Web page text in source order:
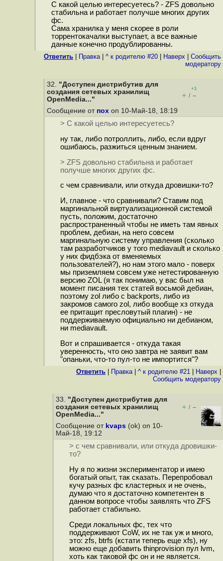
С какой целью интересуетесь? - ZFS довольно
стабильна и работает получше многих других
фс.
Сама хранилка у меня скорее в роли
торрентокачалки выступает, а все важные
данные конечно продублированны.
Ответить Правка| ^ к родителю #20 Наверх
Cообщить
модератору
32. "Доступен дистрибутив для
создания сетевых хранилищ
OpenMedia..."
+1
+ / –
Сообщение от пох on 10-Май-18, 18:19
> С какой целью интересуетесь?
ну так, либо потроллить, либо, если вдруг
ошибаюсь, разжиться ценным знанием.
> ZFS довольно стабильна и работает
получше многих других фс.
с чем сравнивали, или откуда дровишки-то?
И, главное - что сравнивали? Ставим под
маргинальной виртуализационной системой
пусть, положим, достаточно
распространенный чтобы не иметь там явных
проблем, дебиан, на него совсем
маргинальную систему управления (сколько
там разработчиков у того mediavault и сколько
у них фидбэка от вменяемых
пользователей?), но нам этого мало - поверх
мы приземляем совсем уже нетестированную
версию ZOL (я так понимаю, у вас был на
момент писания тех статей восьмой дебиан,
поэтому zol либо с backports, либо из
закромов самого zol, либо вообще хз откуда
ее притащит пресловутый плагин) - не
поддерживаемую официально ни дебианом,
ни mediavault.
Вот и спрашивается - откуда такая
уверенность, что оно завтра не заявит вам
"опаньки, что-то пул-то не импортится"?
Ответить Правка| ^ к родителю #21 Наверх
Cообщить модератору
33. "Доступен дистрибутив для
создания сетевых хранилищ
OpenMedia..."
+ / –
Сообщение от kvaps (ok) on 10-
Май-18, 19:12
> с чем сравнивали, или откуда дровишки-
то?
Ну я по жизни экспериментатор и имею
богатый опыт, так сказать. Перепробовал
кучу разных фс кластерных и не очень,
думаю что я достаточно компетентен в
данном вопросе чтобы заявлять что ZFS
работает стабильно.
Среди локальных фс, тех что
поддерживают CoW, их не так уж и много,
это: zfs, btrfs (кстати теперь еще xfs), ну
можно еще добавить thinprovision пул lvm,
хоть как таковой фс он и не является.